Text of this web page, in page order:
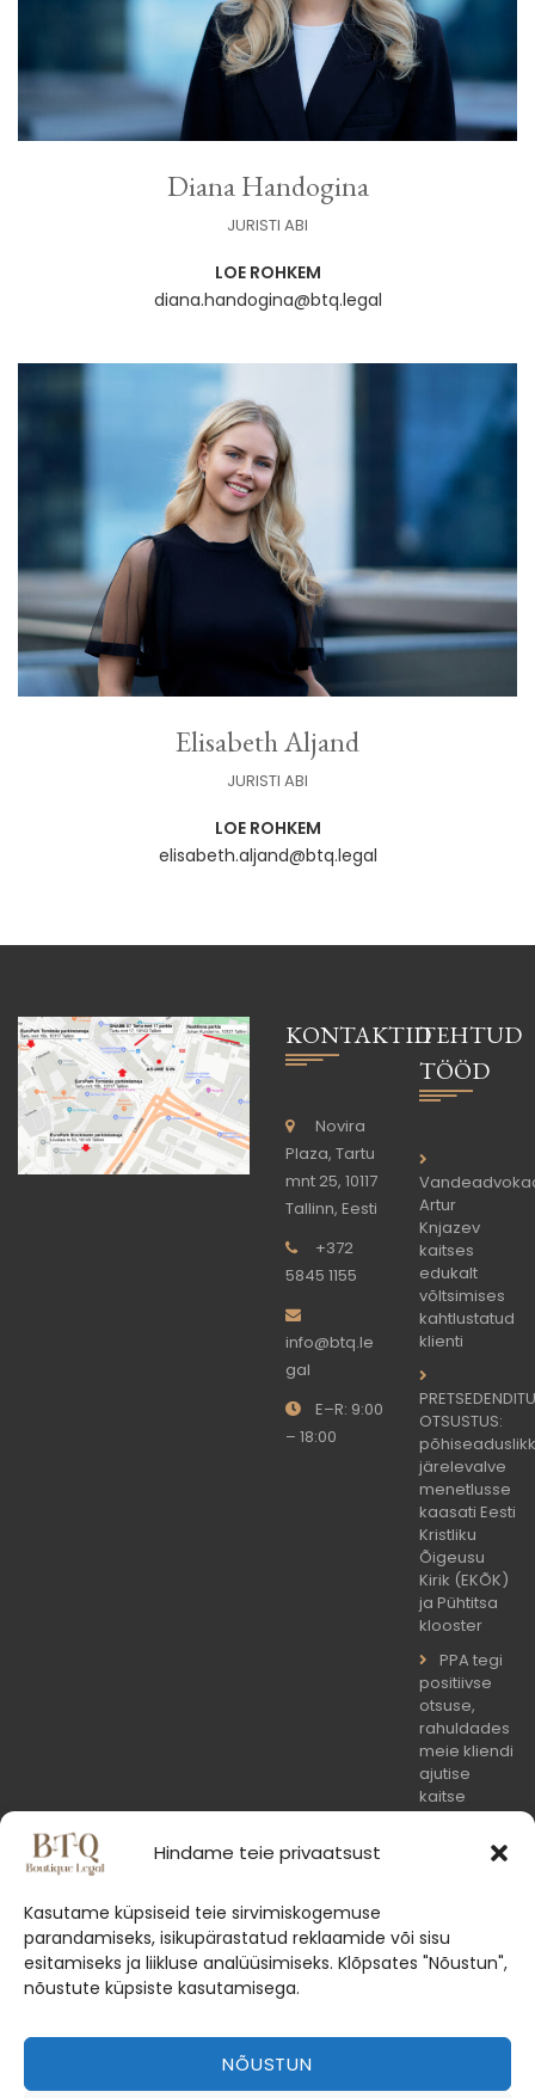
Hindame teie privaatsust
Kasutame küpsiseid teie sirvimiskogemuse
parandamiseks, isikupärastatud reklaamide või sisu
esitamiseks ja liikluse analüüsimiseks. Klõpsates "Nõustun",
nõustute küpsiste kasutamisega.
NÕUSTUN
Diana Handogina
JURISTI ABI
LOE ROHKEM
diana.handogina@btq.legal
Elisabeth Aljand
JURISTI ABI
LOE ROHKEM
elisabeth.aljand@btq.legal
KONTAKTID
Novira
Plaza, Tartu
mnt 25, 10117
Tallinn, Eesti
+372
5845 1155
info@btq.le
gal
E–R: 9:00
– 18:00
TEHTUD
TÖÖD
Artur
Knjazev
kaitses
edukalt
võltsimises
kahtlustatud
klienti
PRETSEDENDITU
OTSUSTUS:
järelevalve
menetlusse
kaasati Eesti
Kristliku
Õigeusu
Kirik (EKÕK)
ja Pühtitsa
klooster
PPA tegi
positiivse
otsuse,
rahuldades
meie kliendi
ajutise
kaitse
taotluse
välisriigi